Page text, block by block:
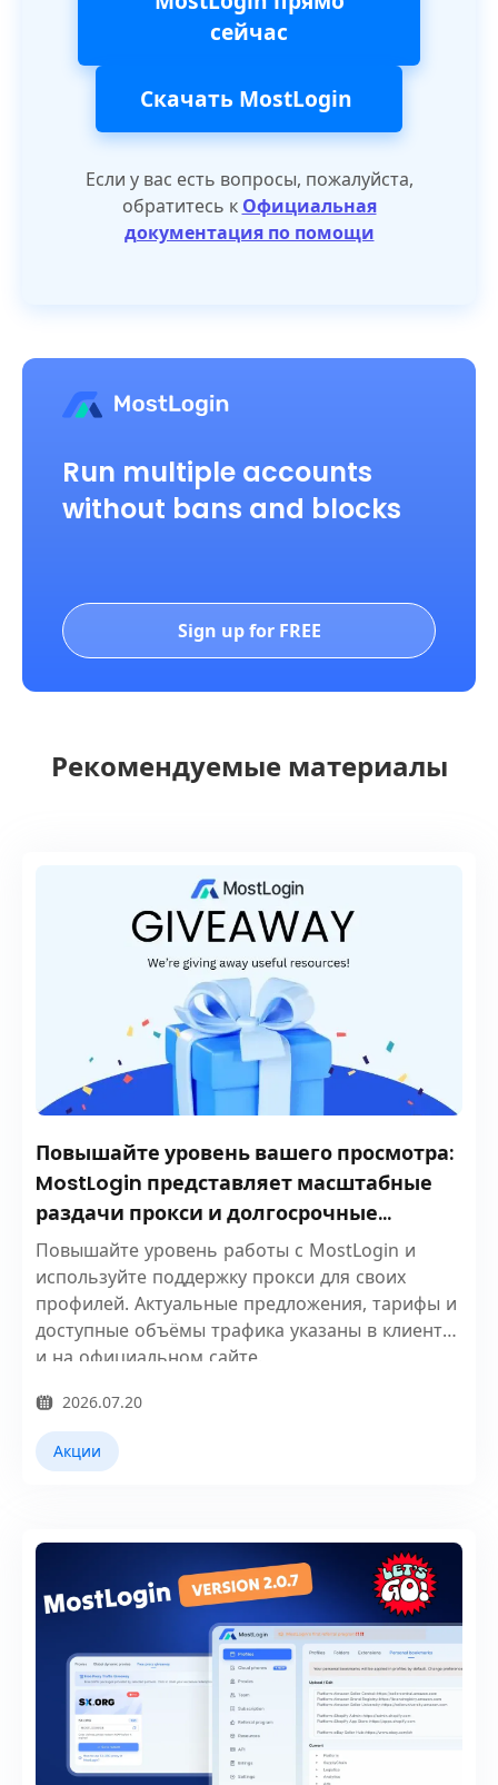
сейчас
Скачать MostLogin
Если у вас есть вопросы, пожалуйста,
обратитесь к Официальная
документация по помощи
Run multiple accounts
without bans and blocks
Sign up for FREE
Рекомендуемые материалы
Повышайте уровень вашего просмотра:
MostLogin представляет масштабные
раздачи прокси и долгосрочные
награды!
Повышайте уровень работы с MostLogin и
используйте поддержку прокси для своих
профилей. Актуальные предложения, тарифы и
доступные объёмы трафика указаны в клиенте
и на официальном сайте.
2026.07.20
Акции